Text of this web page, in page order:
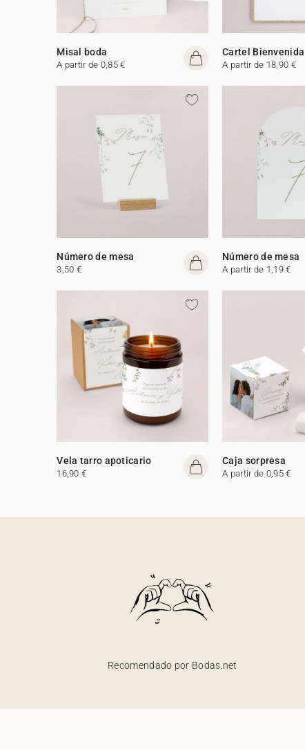
Misal boda
A partir de 0,85 €
Cartel Bienvenida
A partir de 18,90 €
Número de mesa
3,50 €
Número de mesa
A partir de 1,19 €
Vela tarro apoticario
16,90 €
Caja sorpresa
A partir de 0,95 €
Recomendado por Bodas.net